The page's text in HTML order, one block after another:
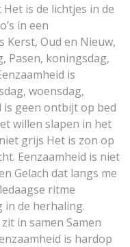
is de lichtjes in de
in een
Kerst, Oud en Nieuw,
Pasen, koningsdag,
is
woensdag,
is geen ontbijt op bed
willen slapen in het
grijs Het is zon op
Eenzaamheid is niet
Gelach dat langs me
ritme
in de herhaling.
in samen Samen
is hardop